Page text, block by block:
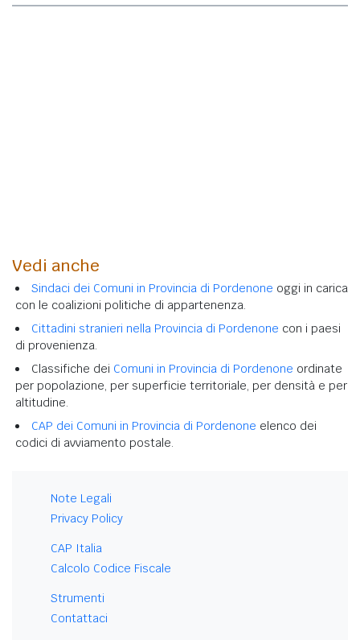
Vedi anche
Sindaci dei Comuni in Provincia di Pordenone oggi in carica
con le coalizioni politiche di appartenenza.
Cittadini stranieri nella Provincia di Pordenone con i paesi
di provenienza.
Classifiche dei Comuni in Provincia di Pordenone ordinate
per popolazione, per superficie territoriale, per densità e per
altitudine.
CAP dei Comuni in Provincia di Pordenone elenco dei
codici di avviamento postale.
Note Legali
Privacy Policy
CAP Italia
Calcolo Codice Fiscale
Strumenti
Contattaci